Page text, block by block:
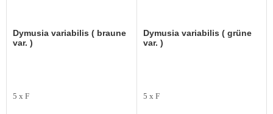
Dymusia variabilis ( braune
var. )
5 x F
Dymusia variabilis ( grüne
var. )
5 x F